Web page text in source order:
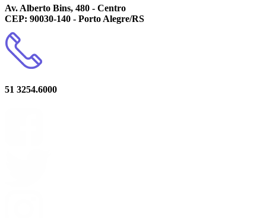
Av. Alberto Bins, 480 - Centro
CEP: 90030-140 - Porto Alegre/RS
51 3254.6000